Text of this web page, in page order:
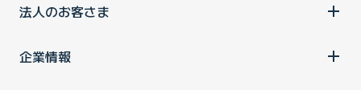
法人のお客さま
企業情報